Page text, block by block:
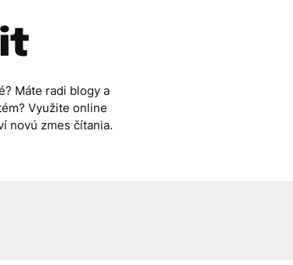
Máte radi blogy a
Využite online
novú zmes čítania.